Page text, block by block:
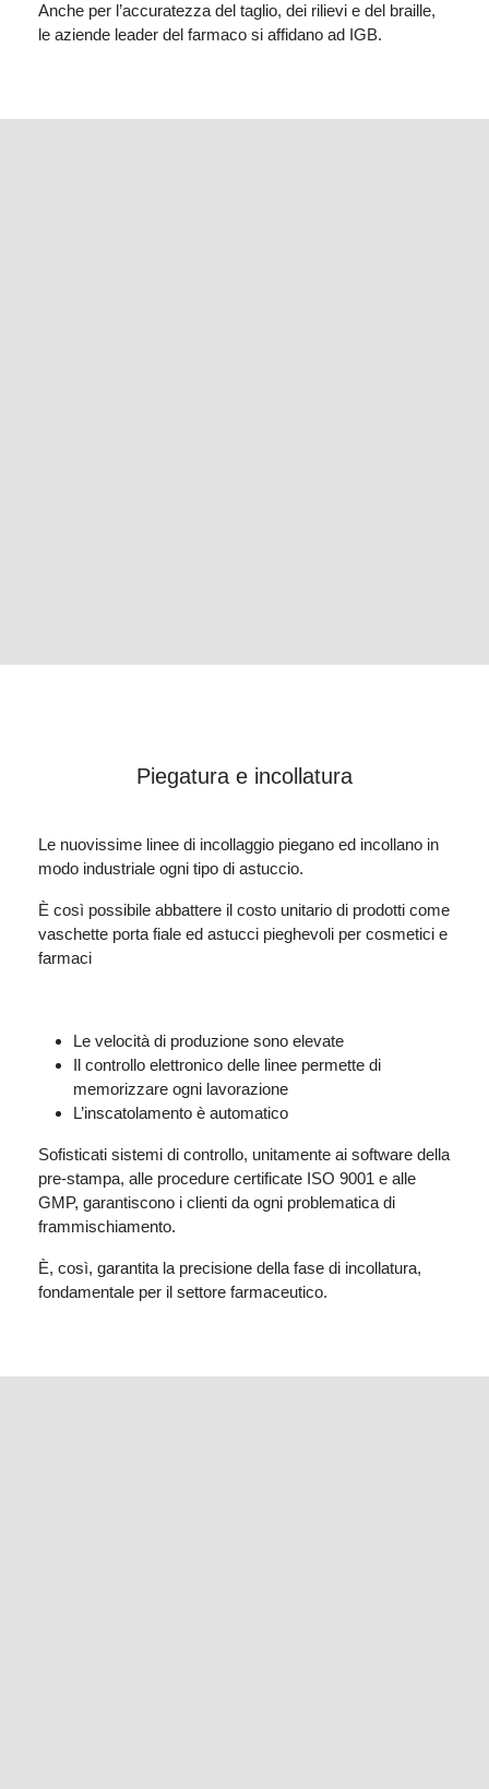
Anche per l’accuratezza del taglio, dei rilievi e del braille,
le aziende leader del farmaco si affidano ad IGB.
Piegatura e incollatura
Le nuovissime linee di incollaggio piegano ed incollano in
modo industriale ogni tipo di astuccio.
È così possibile abbattere il costo unitario di prodotti come
vaschette porta fiale ed astucci pieghevoli per cosmetici e
farmaci
Le velocità di produzione sono elevate
Il controllo elettronico delle linee permette di
memorizzare ogni lavorazione
L’inscatolamento è automatico
Sofisticati sistemi di controllo, unitamente ai software della
pre-stampa, alle procedure certificate ISO 9001 e alle
GMP, garantiscono i clienti da ogni problematica di
frammischiamento.
È, così, garantita la precisione della fase di incollatura,
fondamentale per il settore farmaceutico.